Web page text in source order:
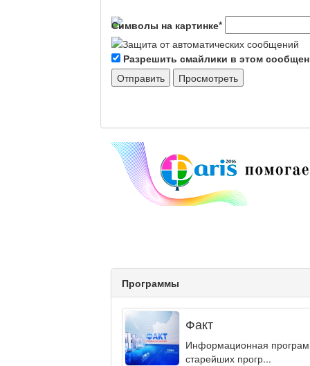
Символы на картинке*
Разрешить смайлики в этом
Программы
Факт
Информационная
старейших прогр...